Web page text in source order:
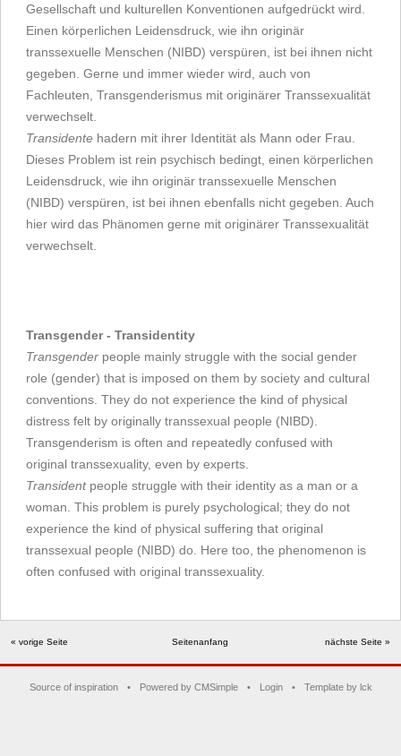
Gesellschaft und kulturellen Konventionen aufgedrückt wird.
Einen körperlichen Leidensdruck, wie ihn originär
transsexuelle Menschen (NIBD) verspüren, ist bei ihnen nicht
gegeben. Gerne und immer wieder wird, auch von
Fachleuten, Transgenderismus mit originärer Transsexualität
verwechselt.
Transidente hadern mit ihrer Identität als Mann oder Frau.
Dieses Problem ist rein psychisch bedingt, einen körperlichen
Leidensdruck, wie ihn originär transsexuelle Menschen
(NIBD) verspüren, ist bei ihnen ebenfalls nicht gegeben. Auch
hier wird das Phänomen gerne mit originärer Transsexualität
verwechselt.
Transgender - Transidentity
Transgender people mainly struggle with the social gender
role (gender) that is imposed on them by society and cultural
conventions. They do not experience the kind of physical
distress felt by originally transsexual people (NIBD).
Transgenderism is often and repeatedly confused with
original transsexuality, even by experts.
Transidentpeople struggle with their identity as a man or a
woman. This problem is purely psychological; they do not
experience the kind of physical suffering that original
transsexual people (NIBD) do. Here too, the phenomenon is
often confused with original transsexuality.
« vorige Seite Seitenanfang nächste Seite »
Source of inspiration • Powered by CMSimple • Login • Template by lck